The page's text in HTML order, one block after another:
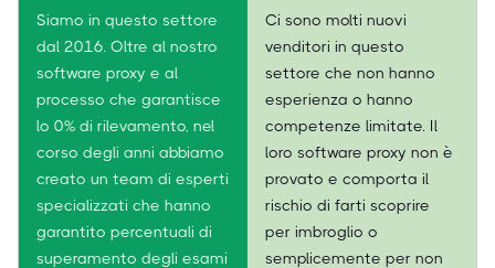
Siamo in questo settore
dal 2016. Oltre al nostro
software proxy e al
processo che garantisce
lo 0% di rilevamento, nel
corso degli anni abbiamo
creato un team di esperti
specializzati che hanno
garantito percentuali di
superamento degli esami
Ci sono molti nuovi
venditori in questo
settore che non hanno
esperienza o hanno
competenze limitate. Il
loro software proxy non è
provato e comporta il
rischio di farti scoprire
per imbroglio o
semplicemente per non